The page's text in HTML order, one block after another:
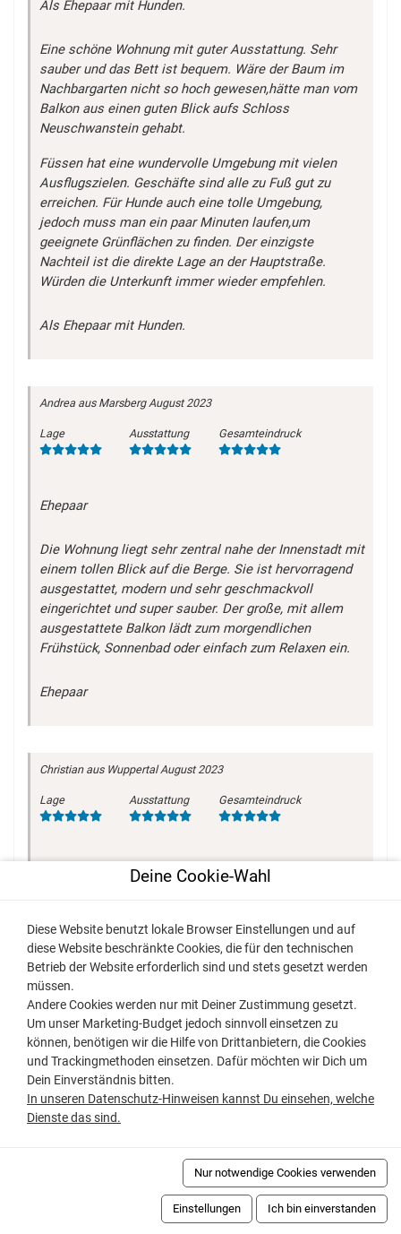
Als Ehepaar mit Hunden.
Eine schöne Wohnung mit guter Ausstattung. Sehr
sauber und das Bett ist bequem. Wäre der Baum im
Nachbargarten nicht so hoch gewesen,hätte man vom
Balkon aus einen guten Blick aufs Schloss
Neuschwanstein gehabt.
Füssen hat eine wundervolle Umgebung mit vielen
Ausflugszielen. Geschäfte sind alle zu Fuß gut zu
erreichen. Für Hunde auch eine tolle Umgebung,
jedoch muss man ein paar Minuten laufen,um
geeignete Grünflächen zu finden. Der einzigste
Nachteil ist die direkte Lage an der Hauptstraße.
Würden die Unterkunft immer wieder empfehlen.
Als Ehepaar mit Hunden.
Andrea aus Marsberg August 2023
Lage Ausstattung Gesamteindruck
Ehepaar
Die Wohnung liegt sehr zentral nahe der Innenstadt mit
einem tollen Blick auf die Berge. Sie ist hervorragend
ausgestattet, modern und sehr geschmackvoll
eingerichtet und super sauber. Der große, mit allem
ausgestattete Balkon lädt zum morgendlichen
Frühstück, Sonnenbad oder einfach zum Relaxen ein.
Ehepaar
Christianaus Wuppertal August 2023
Lage Ausstattung Gesamteindruck
Altstadt fussläufig in 5 Minuten zu erreichen. Wir sind
begeistert und sicher nicht das letzte Mal dort
gewesen!
Paar mit Hund
Christelaus Niestetal Mai 2023
Lage
Deine Cookie-Wahl
Diese Website benutzt lokale Browser Einstellungen und auf
diese Website beschränkte Cookies, die für den technischen
Betrieb der Website erforderlich sind und stets gesetzt werden
müssen.
Andere Cookies werden nur mit Deiner Zustimmung gesetzt.
Um unser Marketing-Budget jedoch sinnvoll einsetzen zu
können, benötigen wir die Hilfe von Drittanbietern, die Cookies
und Trackingmethoden einsetzen. Dafür möchten wir Dich um
Dein Einverständnis bitten.
In unseren Datenschutz-Hinweisen kannst Du einsehen, welche
Dienste das sind.
Nur notwendige Cookies verwenden
Einstellungen Ich bin einverstanden